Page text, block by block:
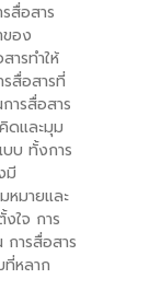
สื่อสาร
อง
ารทำให้
สื่อสารที่
ารสื่อสาร
ดและมุม
บบ ทั้งการ
มี
หมายและ
ใจ การ
การสื่อสาร
หลาก